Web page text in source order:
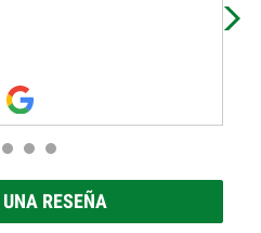
RESEÑA